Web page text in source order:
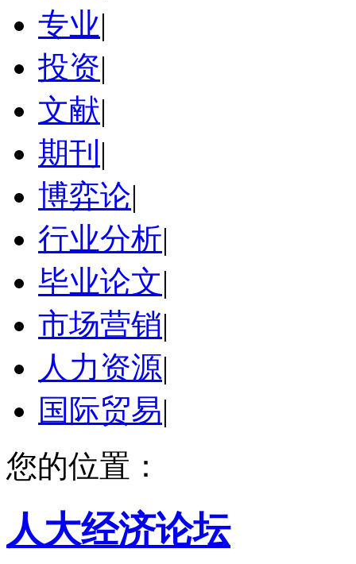
专业|
投资|
文献|
期刊 |
博弈论|
行业分析|
毕业论文|
市场营销|
人力资源|
国际贸易|
您的位置：
人大经济论坛